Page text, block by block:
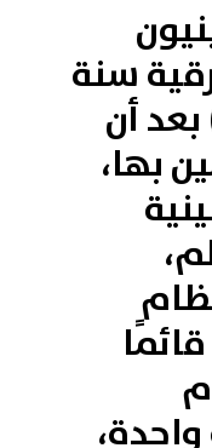
سنة
= 1760م) بعد أن
بها،